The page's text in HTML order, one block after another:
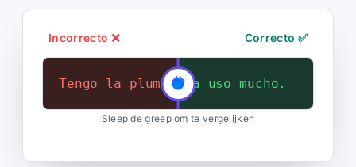
Incorrecto ❌ Correcto ✅
Tengo la pluma. Lo uso mucho.
Tengo la pluma. La uso mucho.
Sleep de greep om te vergelijken